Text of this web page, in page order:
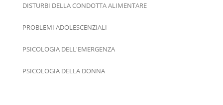
DISTURBI DELLA CONDOTTA ALIMENTARE
PROBLEMI ADOLESCENZIALI
PSICOLOGIA DELL'EMERGENZA
PSICOLOGIA DELLA DONNA